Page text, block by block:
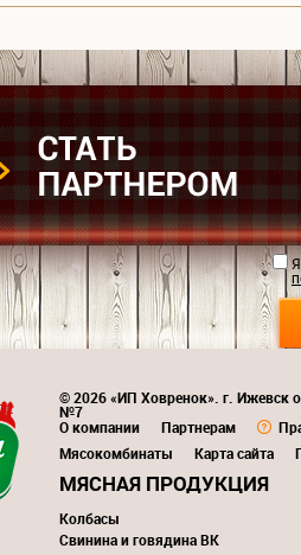
© 2026 «ИП Ховренок». г. Ижевск
№7
О компании
Партнерам
Мясокомбинаты
Карта сайта
МЯСНАЯ ПРОДУКЦИЯ
Колбасы
Свинина и говядина ВК